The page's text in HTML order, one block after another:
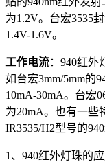
为1.2V。台宏3535
1.4V-1.6V。
工作电流：940红外
如台宏3mm/5mm的
10mA-30mA。台宏
为20mA。也有一些
IR3535/H2型号的
1、940红外灯珠的